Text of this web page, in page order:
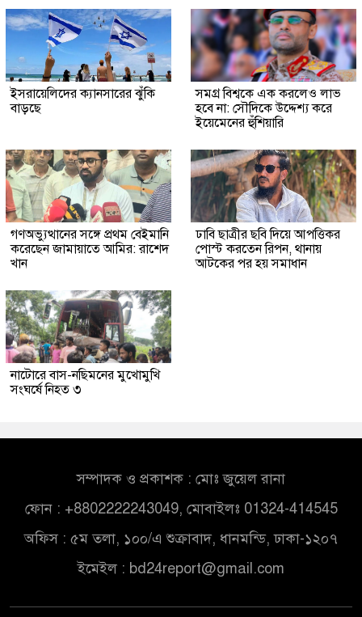
ইসরায়েলিদের ক্যানসারের ঝুঁকি
বাড়ছে
সমগ্র বিশ্বকে এক করলেও লাভ
হবে না: সৌদিকে উদ্দেশ্য করে
ইয়েমেনের হুঁশিয়ারি
গণঅভ্যুত্থানের সঙ্গে প্রথম বেইমানি
করেছেন জামায়াতে আমির: রাশেদ
খান
ঢাবি ছাত্রীর ছবি দিয়ে আপত্তিকর
পোস্ট করতেন রিপন, থানায়
আটকের পর হয় সমাধান
নাটোরে বাস-নছিমনের মুখোমুখি
সংঘর্ষে নিহত ৩
সম্পাদক ও প্রকাশক : মোঃ জুয়েল রানা
ফোন : +8802222243049, মোবাইলঃ 01324-414545
অফিস : ৫ম তলা, ১০০/এ শুক্রাবাদ, ধানমন্ডি, ঢাকা-১২০৭
ইমেইল : bd24report@gmail.com